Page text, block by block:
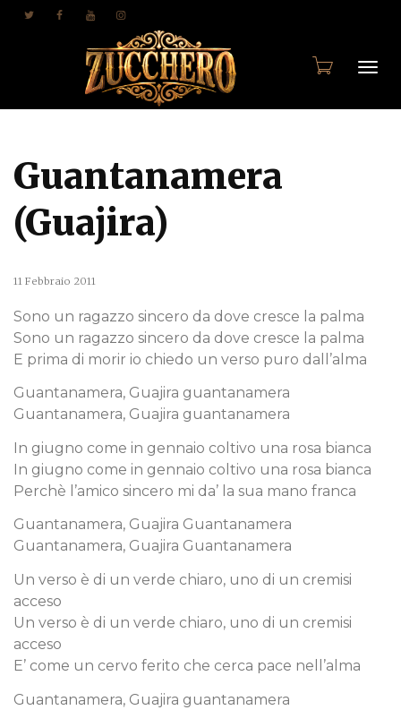
Guantanamera
(Guajira)
11 Febbraio 2011
Sono un ragazzo sincero da dove cresce la palma
Sono un ragazzo sincero da dove cresce la palma
E prima di morir io chiedo un verso puro dall’alma
Guantanamera, Guajira guantanamera
Guantanamera, Guajira guantanamera
In giugno come in gennaio coltivo una rosa bianca
In giugno come in gennaio coltivo una rosa bianca
Perchè l’amico sincero mi da’ la sua mano franca
Guantanamera, Guajira Guantanamera
Guantanamera, Guajira Guantanamera
Un verso è di un verde chiaro, uno di un cremisi
acceso
Un verso è di un verde chiaro, uno di un cremisi
acceso
E’ come un cervo ferito che cerca pace nell’alma
Guantanamera, Guajira guantanamera